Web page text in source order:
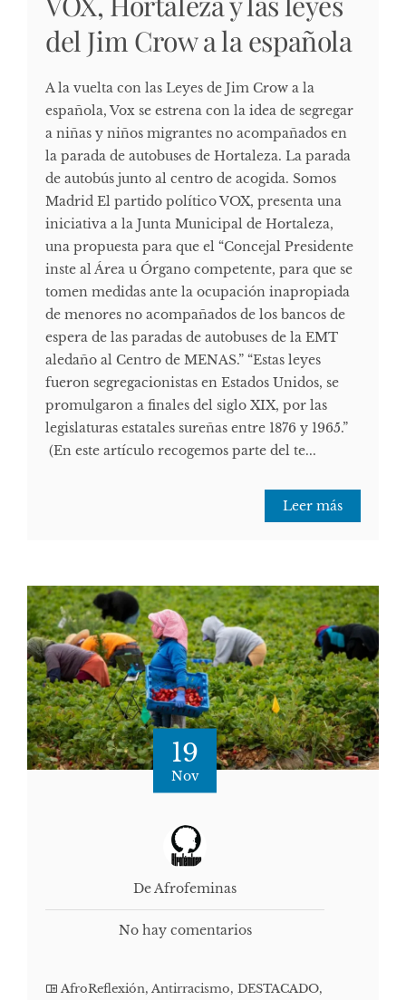
del Jim Crow a la española
A la vuelta con las Leyes de Jim Crow a la
española, Vox se estrena con la idea de segregar
a niñas y niños migrantes no acompañados en
la parada de autobuses de Hortaleza. La parada
de autobús junto al centro de acogida. Somos
Madrid El partido político VOX, presenta una
iniciativa a la Junta Municipal de Hortaleza,
una propuesta para que el “Concejal Presidente
inste al Área u Órgano competente, para que se
tomen medidas ante la ocupación inapropiada
de menores no acompañados de los bancos de
espera de las paradas de autobuses de la EMT
aledaño al Centro de MENAS.” “Estas leyes
fueron segregacionistas en Estados Unidos, se
promulgaron a finales del siglo XIX, por las
legislaturas estatales sureñas entre 1876 y 1965.”
(En este artículo recogemos parte del te...
Leer más
19
Nov
De Afrofeminas
No hay comentarios
AfroReflexión, Antirracismo, DESTACADO,